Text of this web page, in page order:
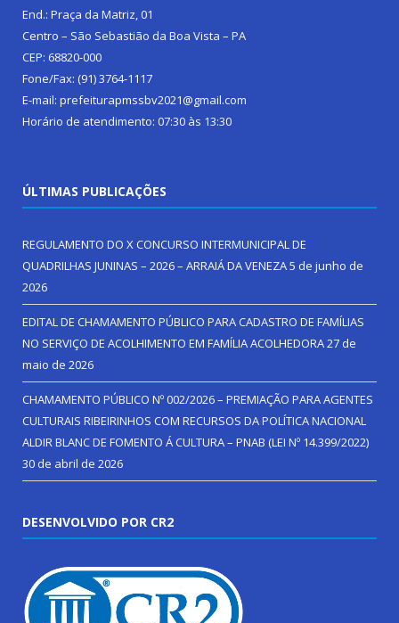
End.: Praça da Matriz, 01
Centro – São Sebastião da Boa Vista – PA
CEP: 68820-000
Fone/Fax: (91) 3764-1117
E-mail: prefeiturapmssbv2021@gmail.com
Horário de atendimento: 07:30 às 13:30
ÚLTIMAS PUBLICAÇÕES
REGULAMENTO DO X CONCURSO INTERMUNICIPAL DE
QUADRILHAS JUNINAS – 2026 – ARRAIÁ DA VENEZA5 de junho de
2026
EDITAL DE CHAMAMENTO PÚBLICO PARA CADASTRO DE FAMÍLIAS
NO SERVIÇO DE ACOLHIMENTO EM FAMÍLIA ACOLHEDORA27 de
maio de 2026
CHAMAMENTO PÚBLICO Nº 002/2026 – PREMIAÇÃO PARA AGENTES
CULTURAIS RIBEIRINHOS COM RECURSOS DA POLÍTICA NACIONAL
ALDIR BLANC DE FOMENTO Á CULTURA – PNAB (LEI Nº 14.399/2022)
30 de abril de 2026
DESENVOLVIDO POR CR2